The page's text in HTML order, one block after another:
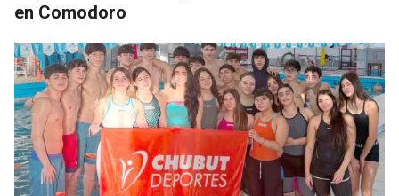
en Comodoro